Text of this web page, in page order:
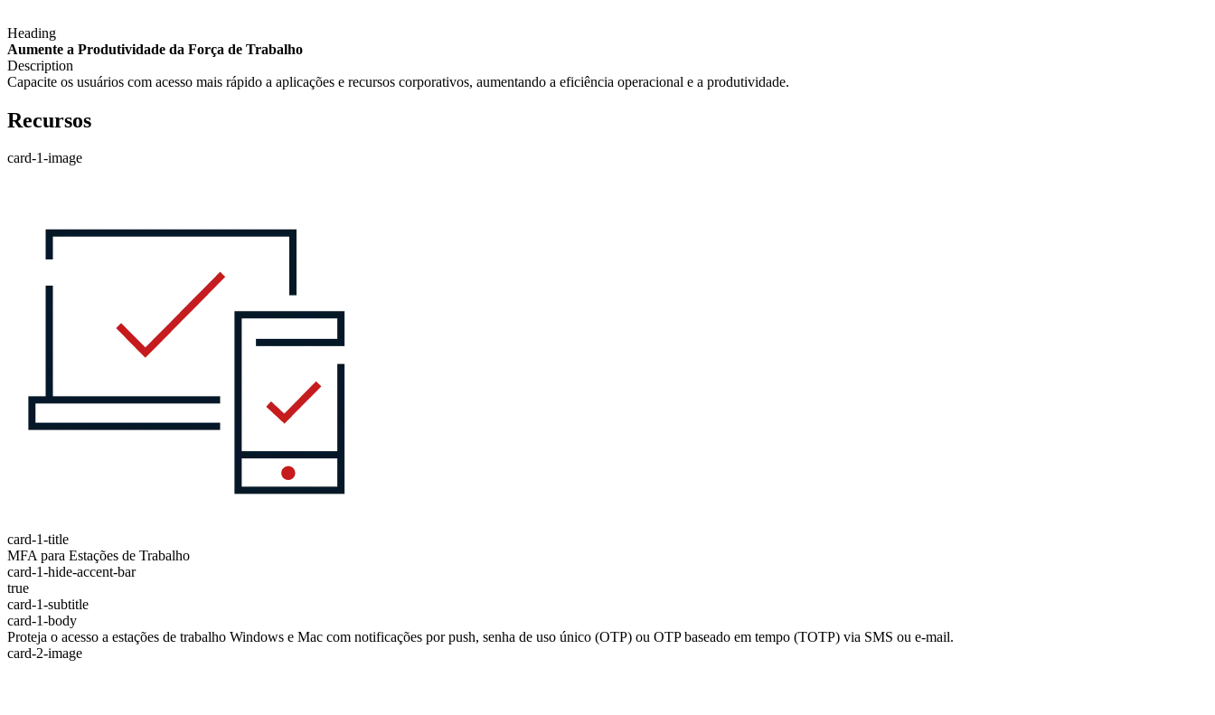
Heading
Aumente a Produtividade da Força de Trabalho
Description
Capacite os usuários com acesso mais rápido a aplicações e recursos corporativos, aumentando a eficiência operacional e a produtividade.
Recursos
card-1-image
card-1-title
MFA para Estações de Trabalho
card-1-hide-accent-bar
true
card-1-subtitle
card-1-body
Proteja o acesso a estações de trabalho Windows e Mac com notificações por push, senha de uso único (OTP) ou OTP baseado em tempo (TOTP) via SMS ou e-mail.
card-2-image